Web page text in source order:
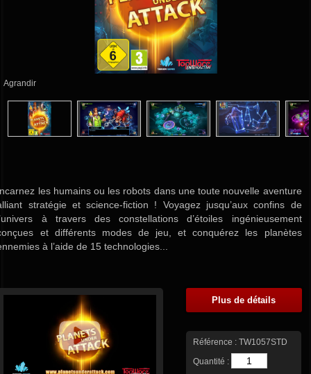
Agrandir
les humains ou les robots dans une toute nouvelle aventure
stratégie et science-fiction ! Voyagez jusqu’aux confins de
à travers des constellations d’étoiles ingénieusement
et différents modes de jeu, et conquérez les planètes
à l’aide de 15 technologies...
Plus de détails
Référence : TW1057STD
Quantité :